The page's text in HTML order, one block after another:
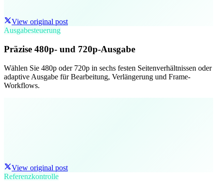
View original post
Ausgabesteuerung
Präzise 480p- und 720p-Ausgabe
Wählen Sie 480p oder 720p in sechs festen Seitenverhältnissen oder
adaptive Ausgabe für Bearbeitung, Verlängerung und Frame-
Workflows.
View original post
Referenzkontrolle